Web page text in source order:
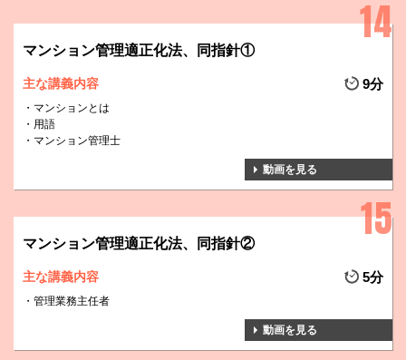
マンション管理適正化法、同指針①
主な講義内容 9分
マンションとは
用語
マンション管理士
動画を見る
マンション管理適正化法、同指針②
主な講義内容 5分
管理業務主任者
動画を見る